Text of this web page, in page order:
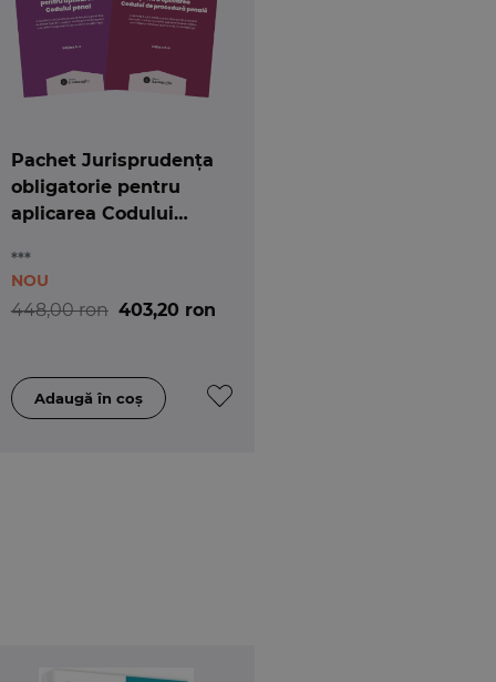
Pachet Jurisprudența
obligatorie pentru
aplicarea Codului
***
448,00 ron 403,20 ron
NOU